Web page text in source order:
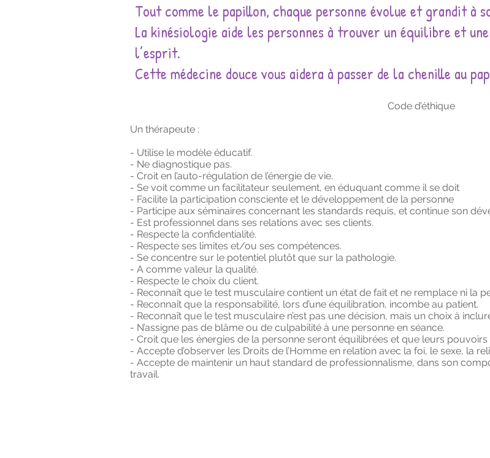
Tout comme le papillon, chaque personne évolue et grandit à
La kinésiologie aide les personnes à trouver un équilibre et
l’esprit.
Cette médecine douce vous aidera à passer de la chenille au
Code d’éthique
Un thérapeute :
- Utilise le modèle éducatif.
- Ne diagnostique pas.
- Croit en l’auto-régulation de l’énergie de vie.
- Se voit comme un facilitateur seulement, en éduquant comme il se doit
- Facilite la participation consciente et le développement de la personne
- Participe aux séminaires concernant les standards requis, et continue son
- Est professionnel dans ses relations avec ses clients.
- Respecte la confidentialité.
- Respecte ses limites et/ou ses compétences.
- Se concentre sur le potentiel plutôt que sur la pathologie.
- A comme valeur la qualité.
- Respecte le choix du client.
- Reconnaît que le test musculaire contient un état de fait et ne remplace ni la
- Reconnaît que la responsabilité, lors d’une équilibration, incombe au patient.
- Reconnaît que le test musculaire n’est pas une décision, mais un choix à
- N’assigne pas de blâme ou de culpabilité à une personne en séance.
- Croit que les énergies de la personne seront équilibrées et que leurs pouvoirs
- Accepte d’observer les Droits de l’Homme en relation avec la foi, le sexe, la
- Accepte de maintenir un haut standard de professionnalisme, dans son
travail.